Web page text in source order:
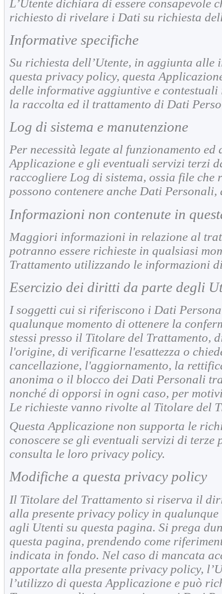
L’Utente dichiara di essere consapevole
richiesto di rivelare i Dati su richiesta
Informative specifiche
Su richiesta dell’Utente, in aggiunta alle
questa privacy policy, questa
delle informative aggiuntive e
la raccolta ed il trattamento di Dati
Log di sistema e manutenzione
Per necessità legate al funzionamento
Applicazione e gli eventuali servizi terzi
raccogliere Log di sistema, ossia file che
possono contenere anche Dati
Informazioni non contenute in
Maggiori informazioni in relazione al
potranno essere richieste in qualsiasi
Trattamento utilizzando le informazioni
Esercizio dei diritti da parte degli
I soggetti cui si riferiscono i Dati
qualunque momento di ottenere la
stessi presso il Titolare del Trattamento,
l'origine, di verificarne l'esattezza o
cancellazione, l'aggiornamento, la
anonima o il blocco dei Dati Personali
nonché di opporsi in ogni caso, per
Le richieste vanno rivolte al Titolare del
Questa Applicazione non supporta le
conoscere se gli eventuali servizi di
consulta le loro privacy policy.
Modifiche a questa privacy policy
Il Titolare del Trattamento si riserva il
alla presente privacy policy in
agli Utenti su questa pagina. Si prega
questa pagina, prendendo come
indicata in fondo. Nel caso di mancata
apportate alla presente privacy policy,
l’utilizzo di questa Applicazione e può